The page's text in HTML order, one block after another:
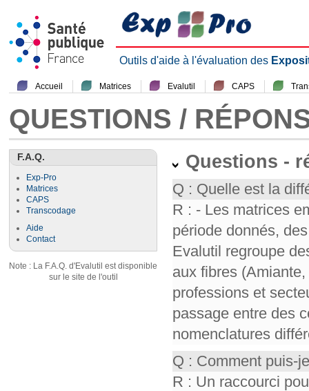
Outils d'aide à l'évaluation des
Accueil Matrices Evalutil CAPS
QUESTIONS /
F.A.Q.
Exp-Pro
Matrices
CAPS
Transcodage
Aide
Contact
Note : La F.A.Q. d'Evalutil est disponible
sur le site de l'outil
Questions -
Q : Quelle est la
R : - Les matrices
période donnés,
Evalutil regroupe
aux fibres
professions et
passage entre des
nomenclatures
Q : Comment puis-
R : Un raccourci